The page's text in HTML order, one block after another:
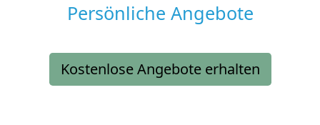
Persönliche Angebote
Kostenlose Angebote erhalten